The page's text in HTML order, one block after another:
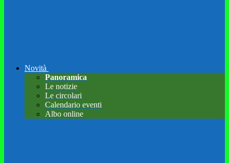
Novità
Panoramica
Le notizie
Le circolari
Calendario eventi
Albo online